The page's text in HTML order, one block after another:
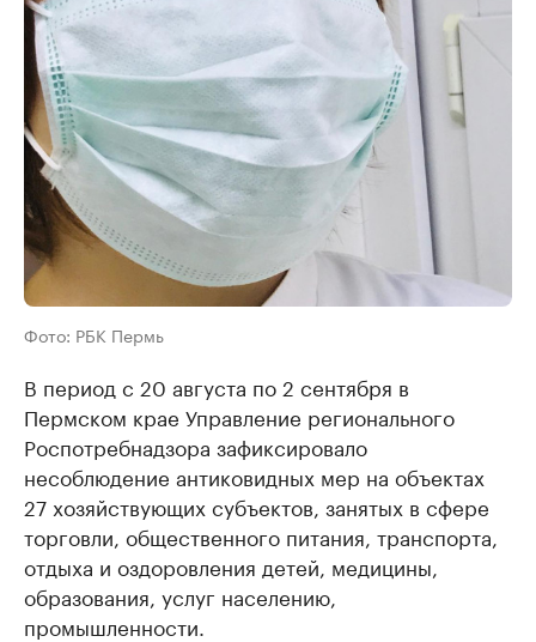
Фото: РБК Пермь
В период с 20 августа по 2 сентября в
Пермском крае Управление регионального
Роспотребнадзора зафиксировало
несоблюдение антиковидных мер на объектах
27 хозяйствующих субъектов, занятых в сфере
торговли, общественного питания, транспорта,
отдыха и оздоровления детей, медицины,
образования, услуг населению,
промышленности.